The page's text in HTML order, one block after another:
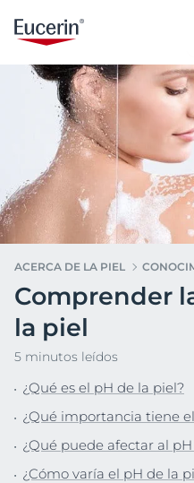
ACERCA DE LA PIEL
Comprender
la piel
5 minutos leídos
¿Qué es el pH de la piel?
¿Qué importancia tiene
¿Qué puede afectar al
¿Cómo varía el pH de la